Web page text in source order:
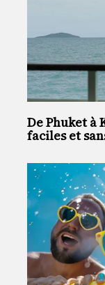
De Phuket à
faciles et